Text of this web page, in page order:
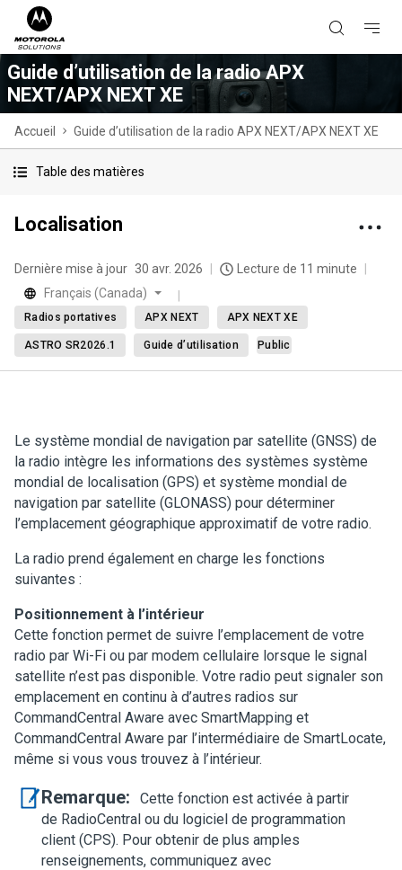
Guide d’utilisation de la radio APX
NEXT/APX NEXT XE
Accueil Guide d’utilisation de la radio APX NEXT/APX NEXT XE
Table des matières
Localisation
Dernière mise à jour 30 avr. 2026
Lecture de 11 minute
Français (Canada)
Radios portatives APX NEXT APX NEXT XE
ASTRO SR2026.1 Guide d’utilisation Public
Le système mondial de navigation par satellite (GNSS) de
la radio intègre les informations des systèmes système
mondial de localisation (GPS) et système mondial de
navigation par satellite (GLONASS) pour déterminer
l’emplacement géographique approximatif de votre radio.
La radio prend également en charge les fonctions
suivantes :
Positionnement à l’intérieur
Cette fonction permet de suivre l’emplacement de votre
radio par Wi-Fi ou par modem cellulaire lorsque le signal
satellite n’est pas disponible. Votre radio peut signaler son
emplacement en continu à d’autres radios sur
CommandCentral Aware avec SmartMapping et
CommandCentral Aware par l’intermédiaire de SmartLocate,
même si vous vous trouvez à l’intérieur.
Remarque:
Cette fonction est activée à partir
de RadioCentral ou du logiciel de programmation
client (CPS). Pour obtenir de plus amples
renseignements, communiquez avec